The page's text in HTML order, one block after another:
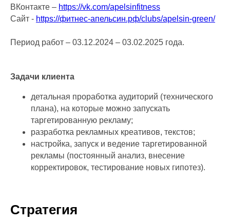
ВКонтакте – https://vk.com/apelsinfitness
Сайт - https://фитнес-апельсин.рф/clubs/apelsin-green/
Период работ – 03.12.2024 – 03.02.2025 года.
Задачи клиента
детальная проработка аудиторий (технического
плана), на которые можно запускать
таргетированную рекламу;
разработка рекламных креативов, текстов;
настройка, запуск и ведение таргетированной
рекламы (постоянный анализ, внесение
корректировок, тестирование новых гипотез).
Стратегия